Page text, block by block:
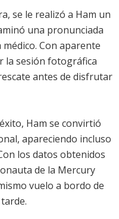
se le realizó a Ham un
una pronunciada
Con aparente
la sesión fotográfica
antes de disfrutar
Ham se convirtió
apareciendo incluso
los datos obtenidos
de la Mercury
vuelo a bordo de